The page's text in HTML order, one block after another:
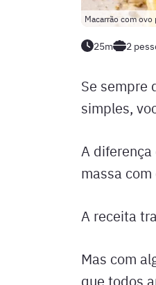
Macarrão com
25m 2
Se sempre
simples,
A
massa com
A receita
Mas com
que todos